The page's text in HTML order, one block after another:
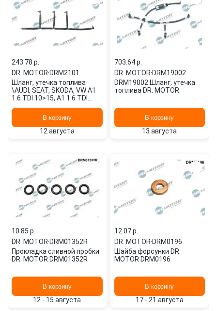
243.78 p.
DR. MOTOR·DRM2101
Шланг, утечка топлива
\AUDI, SEAT, SKODA, VW A1
1.6 TDI 10>15, A1 1.6 TDI
DRM2101 DR. MOTOR
В корзину
12 августа
703.64 p.
DR. MOTOR·DRM19002
DRM19002 Шланг, утечка
топлива DR. MOTOR
В корзину
13 августа
10.85 p.
DR. MOTOR·DRM01352R
Прокладка сливной пробки
DR. MOTOR DRM01352R
В корзину
12 - 15 августа
12.07 p.
DR. MOTOR·DRM0196
Шайба форсунки DR.
MOTOR DRM0196
В корзину
17 - 21 августа